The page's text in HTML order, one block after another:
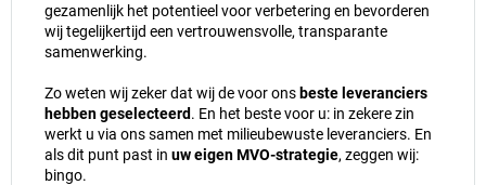
gezamenlijk het potentieel voor verbetering en bevorderen
wij tegelijkertijd een vertrouwensvolle, transparante
samenwerking.
Zo weten wij zeker dat wij de voor ons beste leveranciers
hebben geselecteerd. En het beste voor u: in zekere zin
werkt u via ons samen met milieubewuste leveranciers. En
als dit punt past in uw eigen MVO-strategie, zeggen wij:
bingo.